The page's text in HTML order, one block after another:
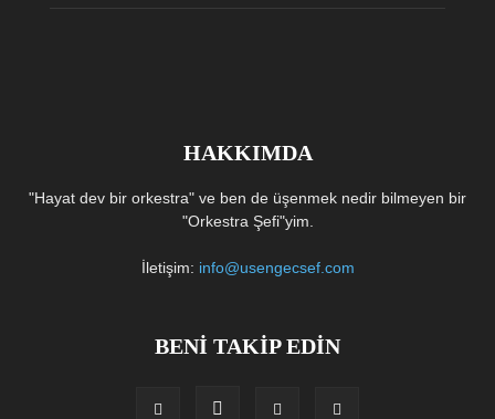
HAKKIMDA
"Hayat dev bir orkestra" ve ben de üşenmek nedir bilmeyen bir
"Orkestra Şefi"yim.
İletişim: info@usengecsef.com
BENİ TAKİP EDİN